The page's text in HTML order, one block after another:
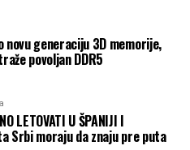
novu generaciju 3D memorije,
povoljan DDR5
LETOVATI U ŠPANIJI I
Srbi moraju da znaju pre puta